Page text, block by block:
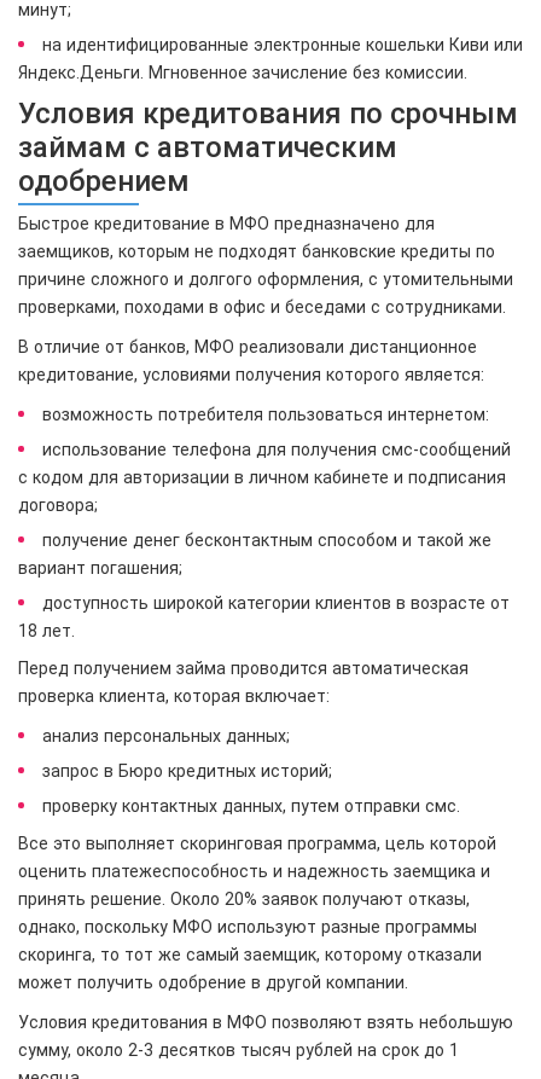
минут;
на идентифицированные электронные кошельки Киви или
Яндекс.Деньги. Мгновенное зачисление без комиссии.
Условия кредитования по срочным
займам с автоматическим
одобрением
Быстрое кредитование в МФО предназначено для
заемщиков, которым не подходят банковские кредиты по
причине сложного и долгого оформления, с утомительными
проверками, походами в офис и беседами с сотрудниками.
В отличие от банков, МФО реализовали дистанционное
кредитование, условиями получения которого является:
возможность потребителя пользоваться интернетом:
использование телефона для получения смс-сообщений
с кодом для авторизации в личном кабинете и подписания
договора;
получение денег бесконтактным способом и такой же
вариант погашения;
доступность широкой категории клиентов в возрасте от
18 лет.
Перед получением займа проводится автоматическая
проверка клиента, которая включает:
анализ персональных данных;
запрос в Бюро кредитных историй;
проверку контактных данных, путем отправки смс.
Все это выполняет скоринговая программа, цель которой
оценить платежеспособность и надежность заемщика и
принять решение. Около 20% заявок получают отказы,
однако, поскольку МФО используют разные программы
скоринга, то тот же самый заемщик, которому отказали
может получить одобрение в другой компании.
Условия кредитования в МФО позволяют взять небольшую
сумму, около 2-3 десятков тысяч рублей на срок до 1